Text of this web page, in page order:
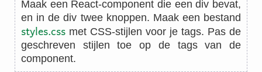
Maak een React-component die een div bevat,
en in de div twee knoppen. Maak een bestand
styles.css met CSS-stijlen voor je tags. Pas de
geschreven stijlen toe op de tags van de
component.